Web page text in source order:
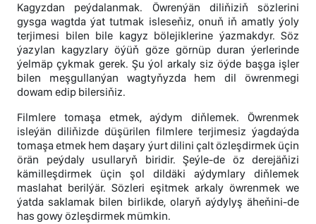
Kagyzdan peýdalanmak. Öwrenýän diliňiziň sözlerini
gysga wagtda ýat tutmak isleseňiz, onuň iň amatly ýoly
terjimesi bilen bile kagyz bölejiklerine ýazmakdyr. Söz
ýazylan kagyzlary öýüň göze görnüp duran ýerlerinde
ýelmäp çykmak gerek. Şu ýol arkaly siz öýde başga işler
bilen meşgullanýan wagtyňyzda hem dil öwrenmegi
dowam edip bilersiňiz.
Filmlere tomaşa etmek, aýdym diňlemek. Öwrenmek
isleýän diliňizde düşürilen filmlere terjimesiz ýagdaýda
tomaşa etmek hem daşary ýurt dilini çalt özleşdirmek üçin
örän peýdaly usullaryň biridir. Şeýle-de öz derejäňizi
kämilleşdirmek üçin şol dildäki aýdymlary diňlemek
maslahat berilýär. Sözleri eşitmek arkaly öwrenmek we
ýatda saklamak bilen birlikde, olaryň aýdylyş äheňini-de
has gowy özleşdirmek mümkin.